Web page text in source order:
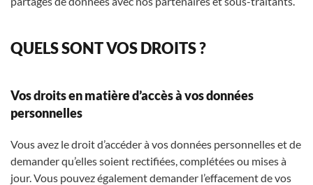
QUELS SONT VOS DROITS ?
Vos droits en matière d’accès à vos données
personnelles
Vous avez le droit d’accéder à vos données personnelles et de
demander qu’elles soient rectifiées, complétées ou mises à
jour. Vous pouvez également demander l’effacement de vos